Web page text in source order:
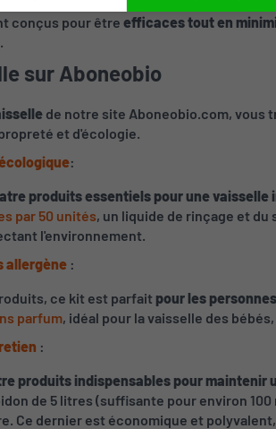
conçus pour être efficaces tout en
sur Aboneobio
de notre site Aboneobio.com, vous
et d'écologie.
:
produits essentiels pour une vaisselle
par 50 unités, un liquide de rinçage et
l'environnement.
allergène :
ce kit est parfait pour les
parfum, idéal pour la vaisselle des
:
produits indispensables pour maintenir
de 5 litres (suffisante pour environ
Ce dernier est économique et